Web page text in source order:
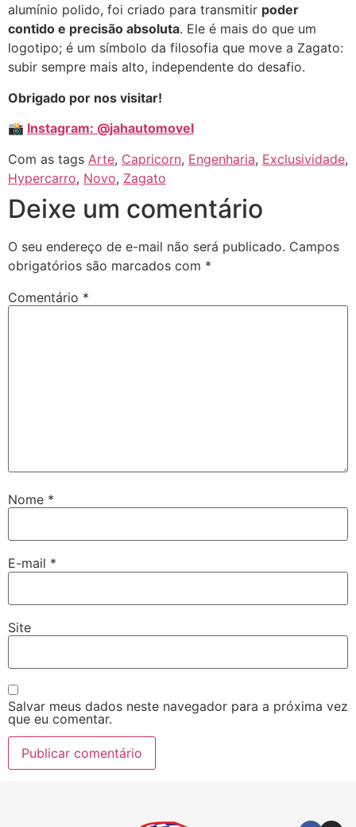
alumínio polido, foi criado para transmitir poder
contido e precisão absoluta. Ele é mais do que um
logotipo; é um símbolo da filosofia que move a Zagato:
subir sempre mais alto, independente do desafio.
Obrigado por nos visitar!
📸 Instagram: @jahautomovel
Com as tags Arte, Capricorn, Engenharia, Exclusividade,
Hypercarro, Novo, Zagato
Deixe um comentário
O seu endereço de e-mail não será publicado. Campos
obrigatórios são marcados com *
Comentário *
Nome *
E-mail *
Site
Salvar meus dados neste navegador para a próxima vez
que eu comentar.